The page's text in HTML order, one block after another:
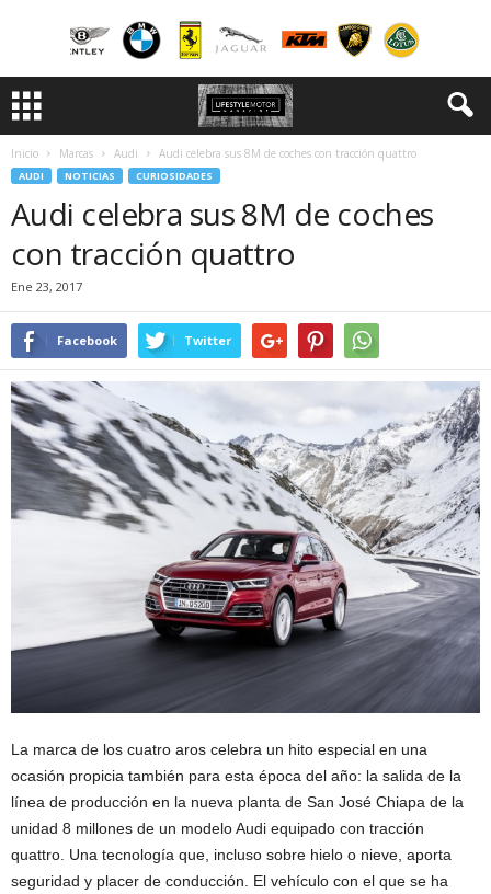
Inicio Marcas Audi Audi celebra sus 8M de coches con tracción quattro
AUDI NOTICIAS CURIOSIDADES
Audi celebra sus 8M de coches
con tracción quattro
Ene 23, 2017
Facebook Twitter
La marca de los cuatro aros celebra un hito especial en una
ocasión propicia también para esta época del año: la salida de la
línea de producción en la nueva planta de San José Chiapa de la
unidad 8 millones de un modelo Audi equipado con tracción
quattro. Una tecnología que, incluso sobre hielo o nieve, aporta
seguridad y placer de conducción. El vehículo con el que se ha